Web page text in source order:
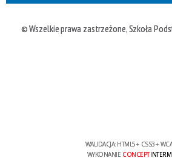
© Wszelkie prawa zastrzeżone, Szkoła
WALIDACJA: HTML5+ CSS3+
WYKONANIE CONCEPT